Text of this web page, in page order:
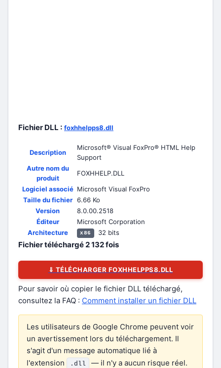
Fichier DLL : foxhhelpps8.dll
Description
Microsoft® Visual FoxPro® HTML Help
Support
Autre nom du
produit
FOXHHELP.DLL
Logiciel associé Microsoft Visual FoxPro
Taille du fichier 6.66 Ko
Version
8.0.00.2518
Éditeur
Microsoft Corporation
Architecture
x86 32 bits
Fichier téléchargé2 132fois
⇓ TÉLÉCHARGER FOXHHELPPS8.DLL
Pour savoir où copier le fichier DLL téléchargé,
consultez la FAQ : Comment installer un fichier DLL
Les utilisateurs de Google Chrome peuvent voir
un avertissement lors du téléchargement. Il
s'agit d'un message automatique lié à
l'extension
.dll
— il n'y a aucun risque réel.